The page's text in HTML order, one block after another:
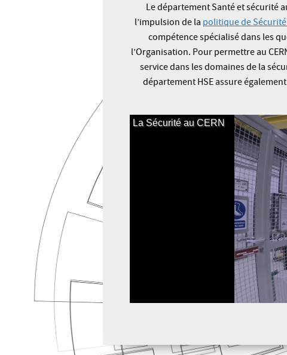
Le département Santé et sécurité
l’impulsion de la politique de Sécurité
compétence spécialisé dans les
l’Organisation. Pour permettre au
service dans les domaines de la
département HSE assure